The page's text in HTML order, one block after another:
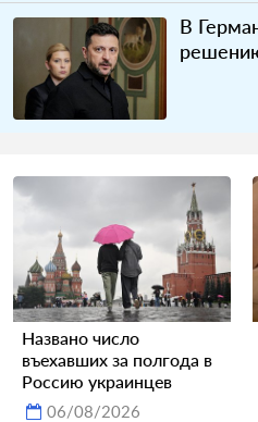
В
Названо число
въехавших за полгода в
Россию украинцев
06/08/2026